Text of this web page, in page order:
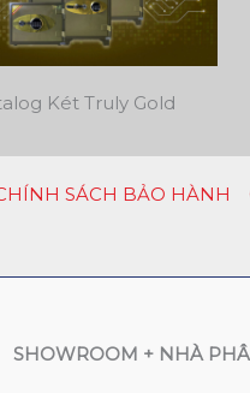
Két Truly Gold
SÁCH BẢO HÀNH
SHOWROOM + NHÀ